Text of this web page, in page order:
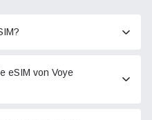
eSIM von Voye